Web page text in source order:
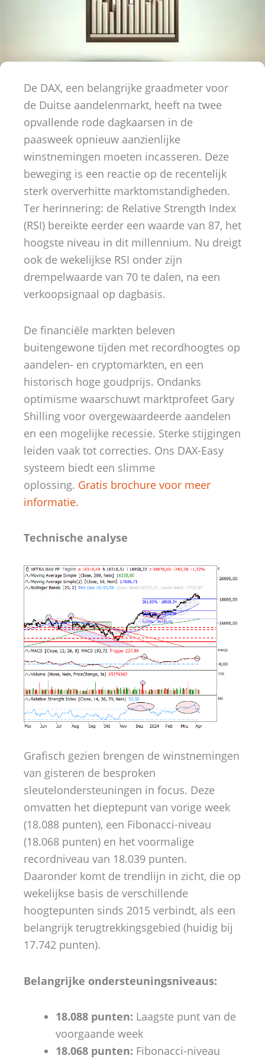
De DAX, een belangrijke graadmeter voor
de Duitse aandelenmarkt, heeft na twee
opvallende rode dagkaarsen in de
paasweek opnieuw aanzienlijke
winstnemingen moeten incasseren. Deze
beweging is een reactie op de recentelijk
sterk oververhitte marktomstandigheden.
Ter herinnering: de Relative Strength Index
(RSI) bereikte eerder een waarde van 87, het
hoogste niveau in dit millennium. Nu dreigt
ook de wekelijkse RSI onder zijn
drempelwaarde van 70 te dalen, na een
verkoopsignaal op dagbasis.
De financiële markten beleven
buitengewone tijden met recordhoogtes op
aandelen- en cryptomarkten, en een
historisch hoge goudprijs. Ondanks
optimisme waarschuwt marktprofeet Gary
Shilling voor overgewaardeerde aandelen
en een mogelijke recessie. Sterke stijgingen
leiden vaak tot correcties. Ons DAX-Easy
systeem biedt een slimme
oplossing. Gratis brochure voor meer
informatie.
Technische analyse
Grafisch gezien brengen de winstnemingen
van gisteren de besproken
sleutelondersteuningen in focus. Deze
omvatten het dieptepunt van vorige week
(18.088 punten), een Fibonacci-niveau
(18.068 punten) en het voormalige
recordniveau van 18.039 punten.
Daaronder komt de trendlijn in zicht, die op
wekelijkse basis de verschillende
hoogtepunten sinds 2015 verbindt, als een
belangrijk terugtrekkingsgebied (huidig bij
17.742 punten).
Belangrijke ondersteuningsniveaus:
18.088 punten: Laagste punt van de
voorgaande week
18.068 punten: Fibonacci-niveau